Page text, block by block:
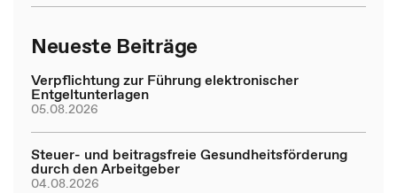
Neueste Beiträge
Verpflichtung zur Führung elektronischer
Entgeltunterlagen
05.08.2026
Steuer- und beitragsfreie Gesundheitsförderung
durch den Arbeitgeber
04.08.2026